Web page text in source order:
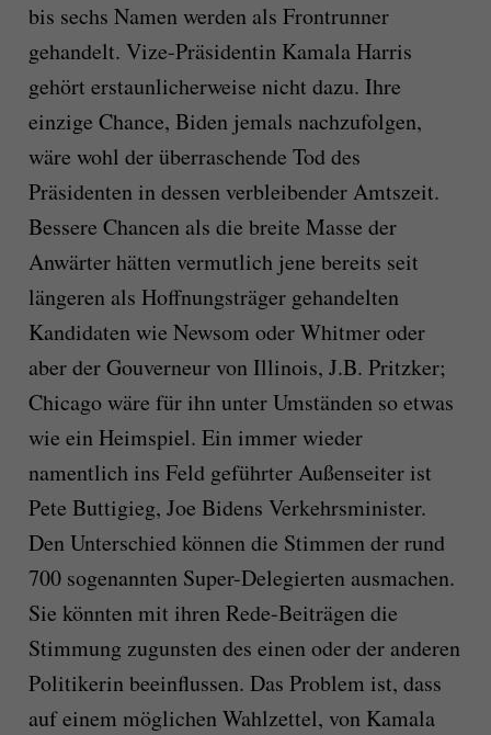
bis sechs Namen werden als Frontrunner
gehandelt. Vize-Präsidentin Kamala Harris
gehört erstaunlicherweise nicht dazu. Ihre
einzige Chance, Biden jemals nachzufolgen,
wäre wohl der überraschende Tod des
Präsidenten in dessen verbleibender Amtszeit.
Bessere Chancen als die breite Masse der
Anwärter hätten vermutlich jene bereits seit
längeren als Hoffnungsträger gehandelten
Kandidaten wie Newsom oder Whitmer oder
aber der Gouverneur von Illinois, J.B. Pritzker;
Chicago wäre für ihn unter Umständen so etwas
wie ein Heimspiel. Ein immer wieder
namentlich ins Feld geführter Außenseiter ist
Pete Buttigieg, Joe Bidens Verkehrsminister.
Den Unterschied können die Stimmen der rund
700 sogenannten Super-Delegierten ausmachen.
Sie könnten mit ihren Rede-Beiträgen die
Stimmung zugunsten des einen oder der anderen
Politikerin beeinflussen. Das Problem ist, dass
auf einem möglichen Wahlzettel, von Kamala